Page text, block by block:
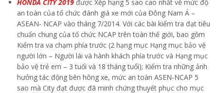
HONDA CITY 2019 được Xếp hạng 5 sao cao nhất về mức độ
an toàn của tổ chức đánh giá xe mới của Đông Nam Á –
ASEAN- NCAP vào tháng 7/2014. Với các bài kiểm tra đạt tiêu
chuẩn chung của tổ chức NCAP trên toàn thế giới, bao gồm
Kiểm tra va chạm phía trước (2 hạng mục Hạng mục bảo vệ
người lớn – Người lái và hành khách phía trước và Hạng mục
bảo vệ trẻ em – 3 tuổi và 18 tháng tuổi); Kiểm tra những ảnh
hưởng tác động bên hông xe, mức an toàn ASEN-NCAP 5
sao mà City đạt được đã minh chứng thuyết phục cho mục